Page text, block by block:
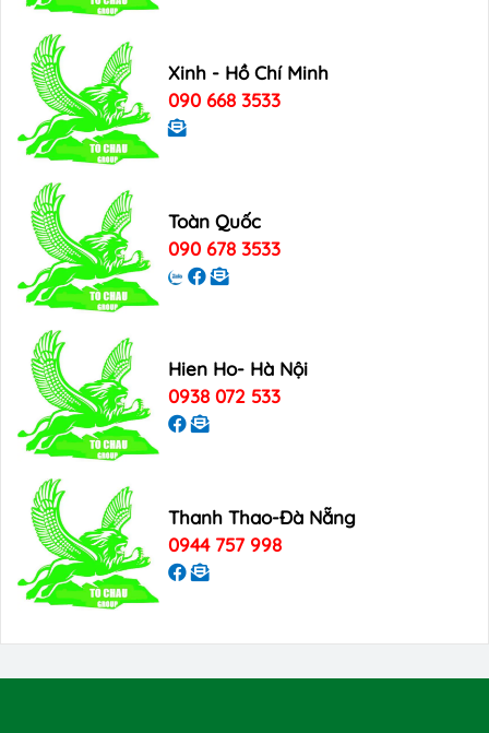
Xinh - Hồ Chí Minh
090 668 3533
Toàn Quốc
090 678 3533
Hien Ho- Hà Nội
0938 072 533
Thanh Thao-Đà Nẵng
0944 757 998